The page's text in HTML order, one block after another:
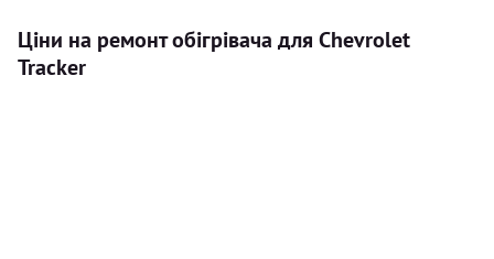
Ціни на ремонт обігрівача для Chevrolet
Tracker